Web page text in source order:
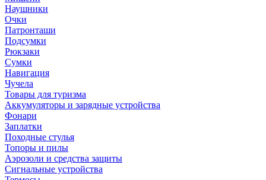
Наушники
Очки
Патронташи
Подсумки
Рюкзаки
Сумки
Навигация
Чучела
Товары для туризма
Аккумуляторы и зарядные устройства
Фонари
Заплатки
Походные стулья
Топоры и пилы
Аэрозоли и средства защиты
Сигнальные устройства